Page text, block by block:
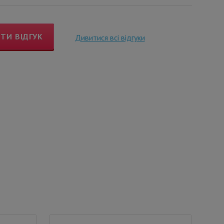
ВІДГУК Дивитися всі відгуки